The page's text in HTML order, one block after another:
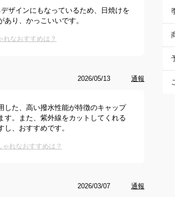
ザインにもなっているため、日焼けを
り、かっこいいです。
れなおすすめは？
2026/05/13 通報
した、高い撥水性能が特徴のキャップ
す。また、紫外線をカットしてくれる
、おすすめです。
れなおすすめは？
2026/03/07 通報